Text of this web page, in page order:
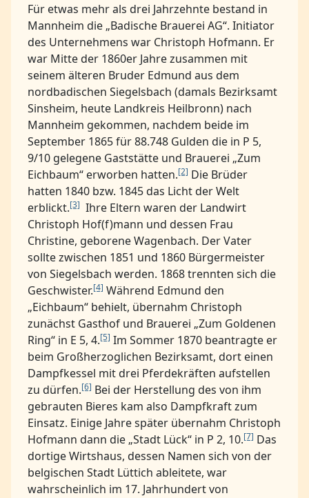
Für etwas mehr als drei Jahrzehnte bestand in
Mannheim die „Badische Brauerei AG“. Initiator
des Unternehmens war Christoph Hofmann. Er
war Mitte der 1860er Jahre zusammen mit
seinem älteren Bruder Edmund aus dem
nordbadischen Siegelsbach (damals Bezirksamt
Sinsheim, heute Landkreis Heilbronn) nach
Mannheim gekommen, nachdem beide im
September 1865 für 88.748 Gulden die in P 5,
9/10 gelegene Gaststätte und Brauerei „Zum
Eichbaum“ erworben hatten.[2] Die Brüder
hatten 1840 bzw. 1845 das Licht der Welt
erblickt.[3] Ihre Eltern waren der Landwirt
Christoph Hof(f)mann und dessen Frau
Christine, geborene Wagenbach. Der Vater
sollte zwischen 1851 und 1860 Bürgermeister
von Siegelsbach werden. 1868 trennten sich die
Geschwister.[4] Während Edmund den
„Eichbaum“ behielt, übernahm Christoph
zunächst Gasthof und Brauerei „Zum Goldenen
Ring“ in E 5, 4.[5] Im Sommer 1870 beantragte er
beim Großherzoglichen Bezirksamt, dort einen
Dampfkessel mit drei Pferdekräften aufstellen
zu dürfen.[6] Bei der Herstellung des von ihm
gebrauten Bieres kam also Dampfkraft zum
Einsatz. Einige Jahre später übernahm Christoph
Hofmann dann die „Stadt Lück“ in P 2, 10.[7] Das
dortige Wirtshaus, dessen Namen sich von der
belgischen Stadt Lüttich ableitete, war
wahrscheinlich im 17. Jahrhundert von